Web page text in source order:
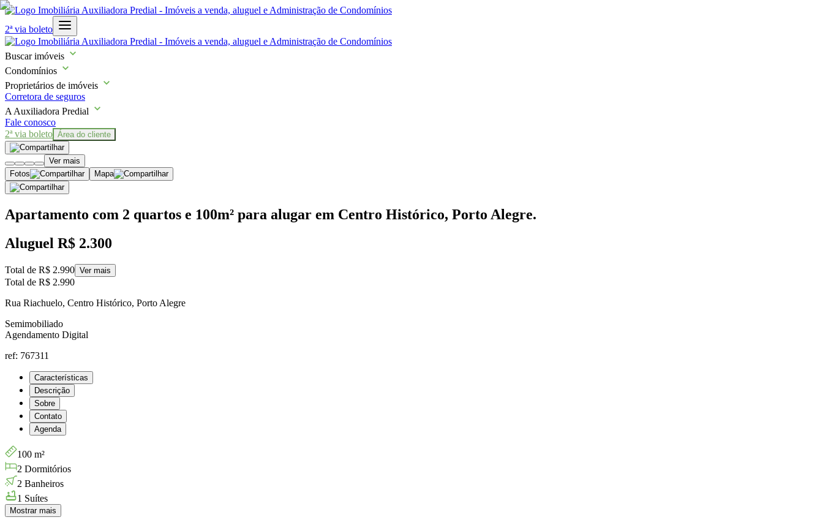
2ª via boleto
Buscar imóveis
Condomínios
Proprietários de imóveis
Corretora de seguros
A Auxiliadora Predial
Fale conosco
2ª via boleto Área do cliente
Ver mais
Fotos
Mapa
Apartamento com 2 quartos e 100m² para alugar em Centro Histórico, Porto Alegre.
Aluguel R$ 2.300
Total de R$ 2.990 Ver mais
Total de R$ 2.990
Rua Riachuelo, Centro Histórico, Porto Alegre
Semimobiliado
Agendamento Digital
ref: 767311
Características
Descrição
Sobre
Contato
Agenda
100 m²
2 Dormitórios
2 Banheiros
1 Suítes
Mostrar mais